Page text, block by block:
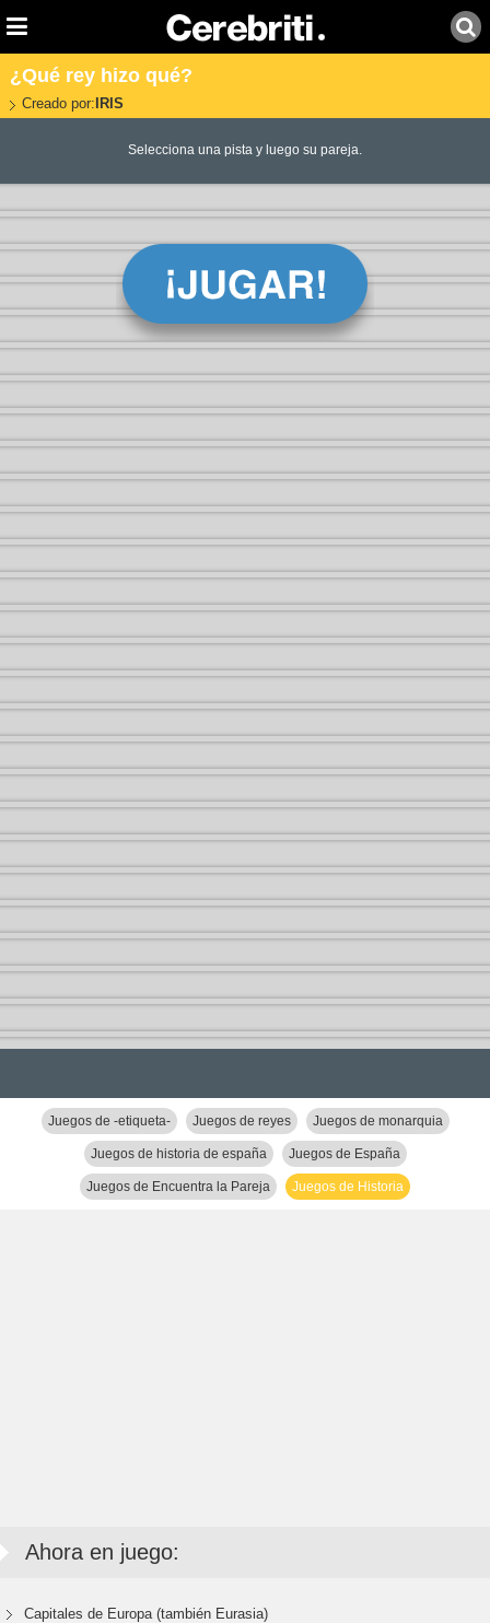
¿Qué rey hizo qué?
Creado por: IRIS
Selecciona una pista y luego su pareja.
Juegos de -etiqueta- Juegos de reyes Juegos de monarquia
Juegos de historia de españa Juegos de España
Juegos de Encuentra la Pareja Juegos de Historia
Ahora en juego:
Capitales de Europa (también Eurasia)